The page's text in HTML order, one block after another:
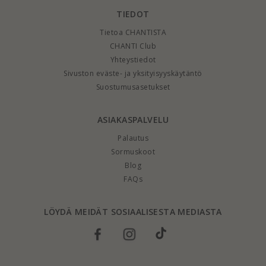
TIEDOT
Tietoa CHANTISTA
CHANTI Club
Yhteystiedot
Sivuston eväste- ja yksityisyyskäytäntö
Suostumusasetukset
ASIAKASPALVELU
Palautus
Sormuskoot
Blog
FAQs
LÖYDÄ MEIDÄT SOSIAALISESTA MEDIASTA